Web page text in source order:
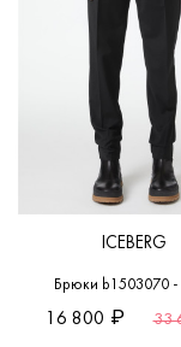
ICEBERG
Брюки b1503070 -
16 800 33